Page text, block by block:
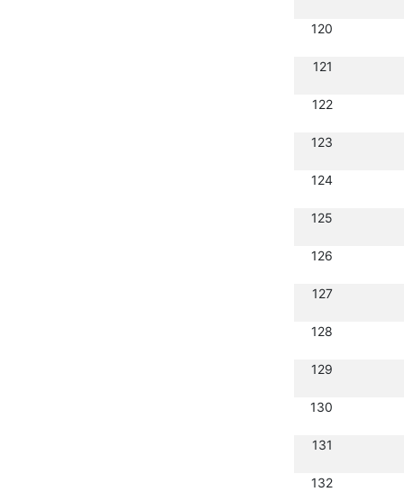
120
121
122
123
124
125
126
127
128
129
130
131
132